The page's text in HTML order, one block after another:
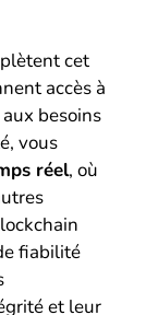
cet
accès à
besoins
vous
réel, où
fiabilité
et leur